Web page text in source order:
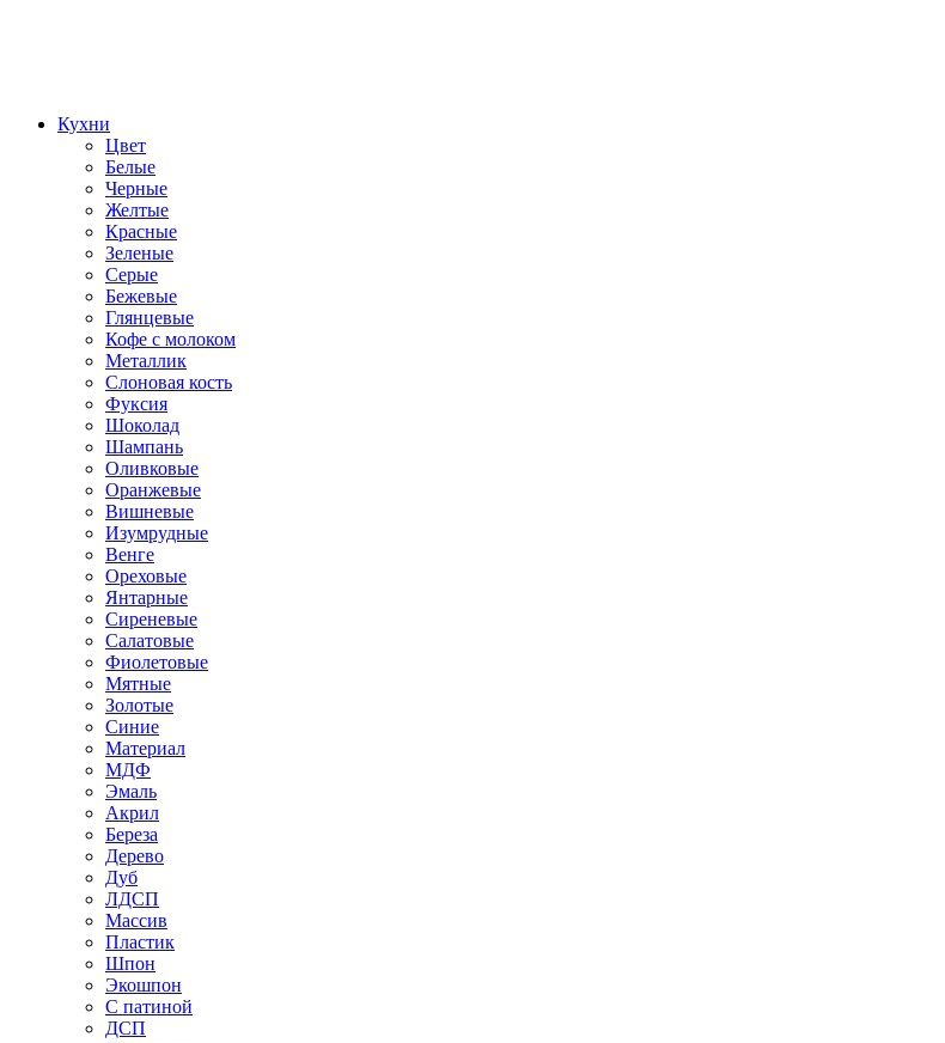
Кухни
Цвет
Белые
Черные
Желтые
Красные
Зеленые
Серые
Бежевые
Глянцевые
Кофе с молоком
Металлик
Слоновая кость
Фуксия
Шоколад
Шампань
Оливковые
Оранжевые
Вишневые
Изумрудные
Венге
Ореховые
Янтарные
Сиреневые
Салатовые
Фиолетовые
Мятные
Золотые
Синие
Материал
МДФ
Эмаль
Акрил
Береза
Дерево
Дуб
ЛДСП
Массив
Пластик
Шпон
Экошпон
С патиной
ДСП